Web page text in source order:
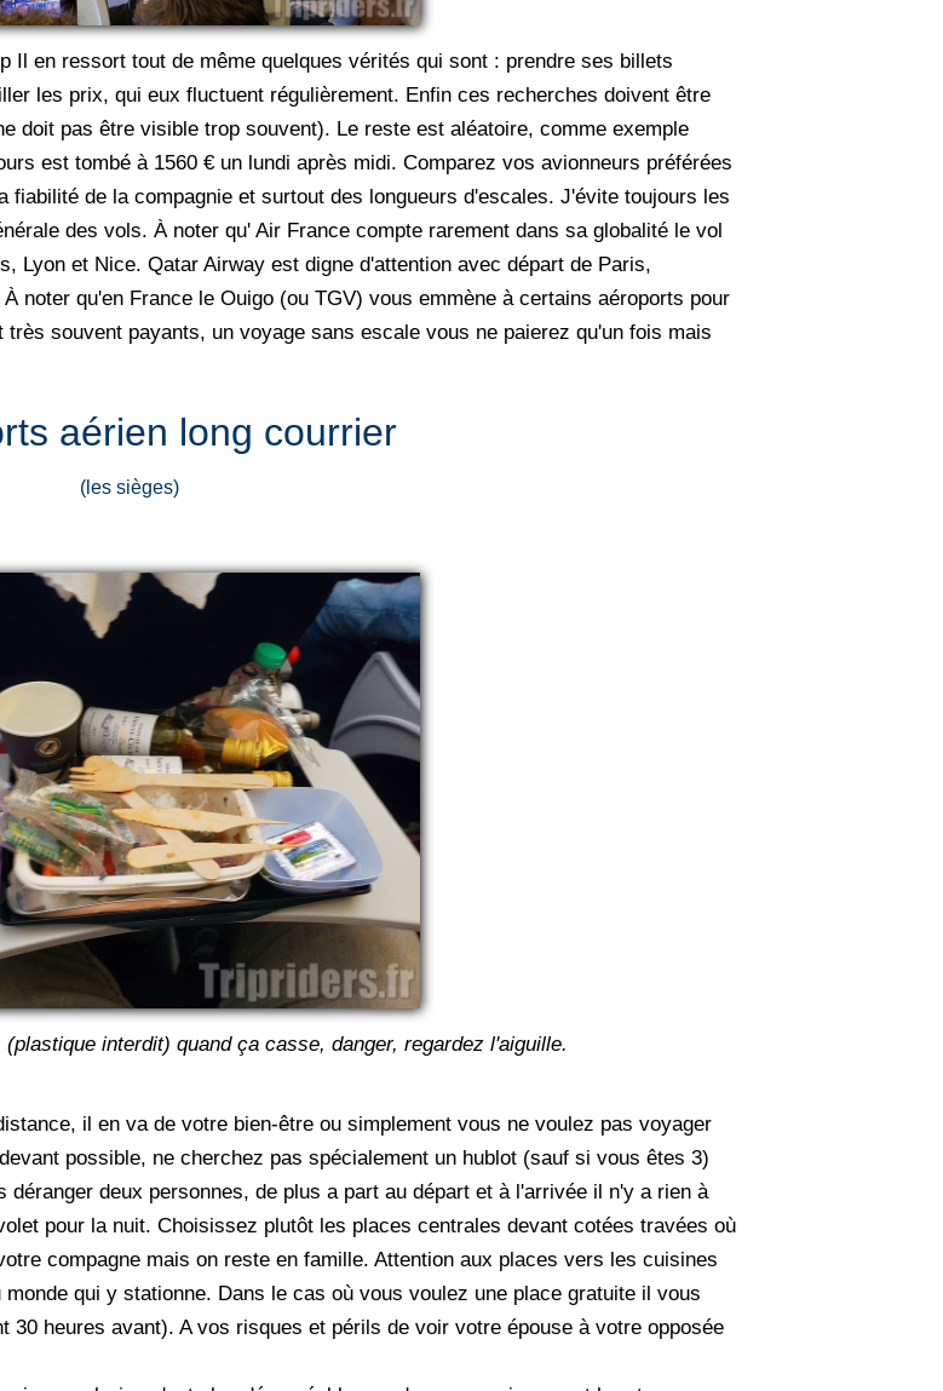
en ressort tout de même quelques vérités qui sont : prendre ses billets
les prix, qui eux fluctuent régulièrement. Enfin ces recherches doivent être
doit pas être visible trop souvent). Le reste est aléatoire, comme exemple
est tombé à 1560 € un lundi après midi. Comparez vos avionneurs préférées
de la compagnie et surtout des longueurs d'escales. J'évite toujours les
des vols. À noter qu' Air France compte rarement dans sa globalité le vol
Lyon et Nice. Qatar Airway est digne d'attention avec départ de Paris,
noter qu'en France le Ouigo (ou TGV) vous emmène à certains aéroports pour
souvent payants, un voyage sans escale vous ne paierez qu'un fois mais
aérien long courrier
(les sièges)
interdit) quand ça casse, danger, regardez l'aiguille.
il en va de votre bien-être ou simplement vous ne voulez pas voyager
possible, ne cherchez pas spécialement un hublot (sauf si vous êtes 3)
deux personnes, de plus a part au départ et à l'arrivée il n'y a rien à
pour la nuit. Choisissez plutôt les places centrales devant cotées travées où
compagne mais on reste en famille. Attention aux places vers les cuisines
qui y stationne. Dans le cas où vous voulez une place gratuite il vous
30 heures avant). A vos risques et périls de voir votre épouse à votre opposée